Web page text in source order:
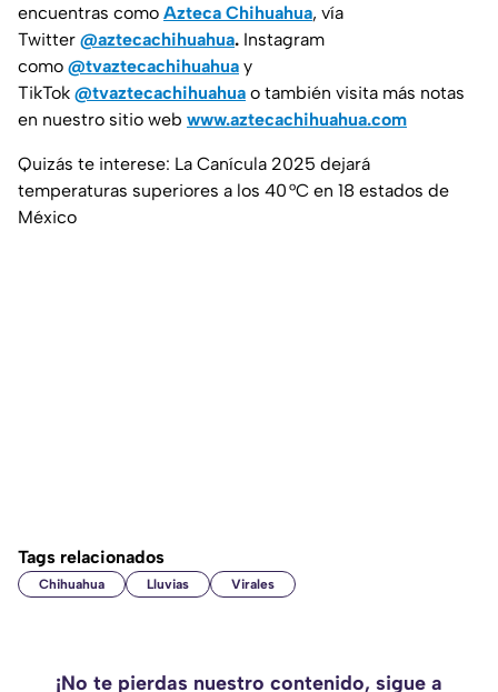
encuentras como Azteca Chihuahua, vía
Twitter @aztecachihuahua. Instagram
como @tvaztecachihuahua y
TikTok @tvaztecachihuahua o también visita más notas
en nuestro sitio web www.aztecachihuahua.com
Quizás te interese: La Canícula 2025 dejará
temperaturas superiores a los 40 °C en 18 estados de
México
Tags relacionados
Chihuahua Lluvias Virales
¡No te pierdas nuestro contenido, sigue a